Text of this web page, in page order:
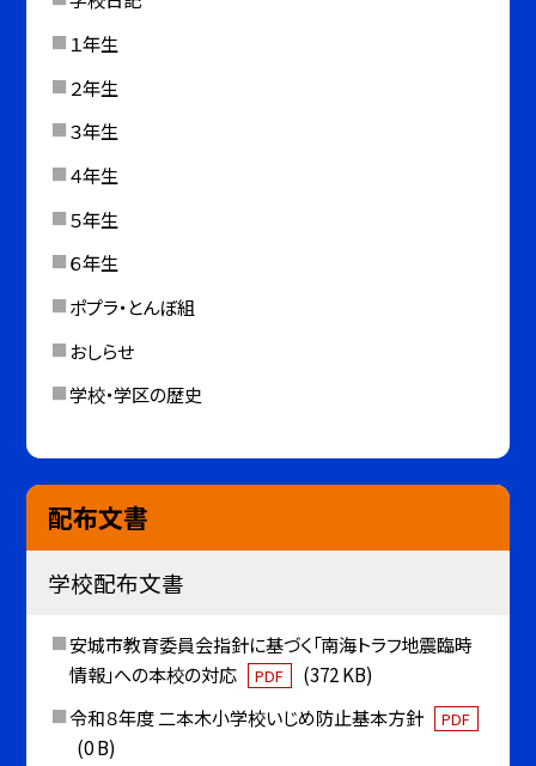
１年生
２年生
３年生
４年生
５年生
６年生
ポプラ・とんぼ組
おしらせ
学校・学区の歴史
配布文書
学校配布文書
安城市教育委員会指針に基づく「南海トラフ地震臨時
情報」への本校の対応
PDF
(372 KB)
令和８年度 二本木小学校いじめ防止基本方針
PDF
(0 B)